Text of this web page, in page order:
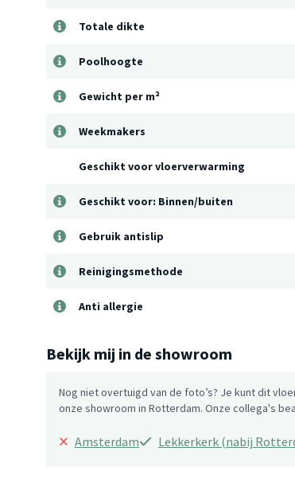
Totale dikte
Poolhoogte
Gewicht per m²
Weekmakers
Geschikt voor vloerverwarming
Geschikt voor: Binnen/buiten
Gebruik antislip
Reinigingsmethode
Anti allergie
Bekijk mij in de showroom
Nog niet overtuigd van de foto’s? Je kunt dit
onze showroom in Rotterdam. Onze collega's
× Amsterdam Lekkerkerk (nabij